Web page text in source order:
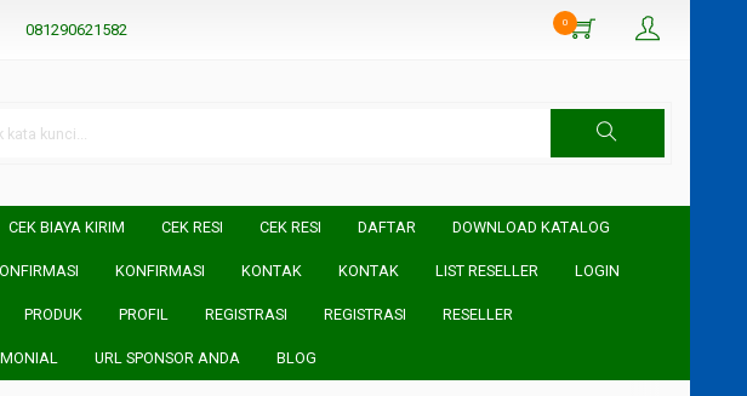
081290621582 0
CEK BIAYA KIRIM CEK RESI CEK RESI DAFTAR DOWNLOAD KATALOG
KONFIRMASI KONTAK KONTAK LIST RESELLER LOGIN
PRODUK PROFIL REGISTRASI REGISTRASI RESELLER
URL SPONSOR ANDA BLOG